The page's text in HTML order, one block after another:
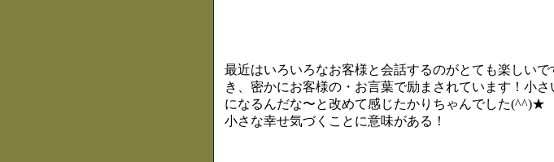
最近はいろいろなお客様と会話するのがとても楽しい
き、密かにお客様の・お言葉で励まされています！小
になるんだな〜と改めて感じたかりちゃんでした(^^)★
小さな幸せ気づくことに意味がある！